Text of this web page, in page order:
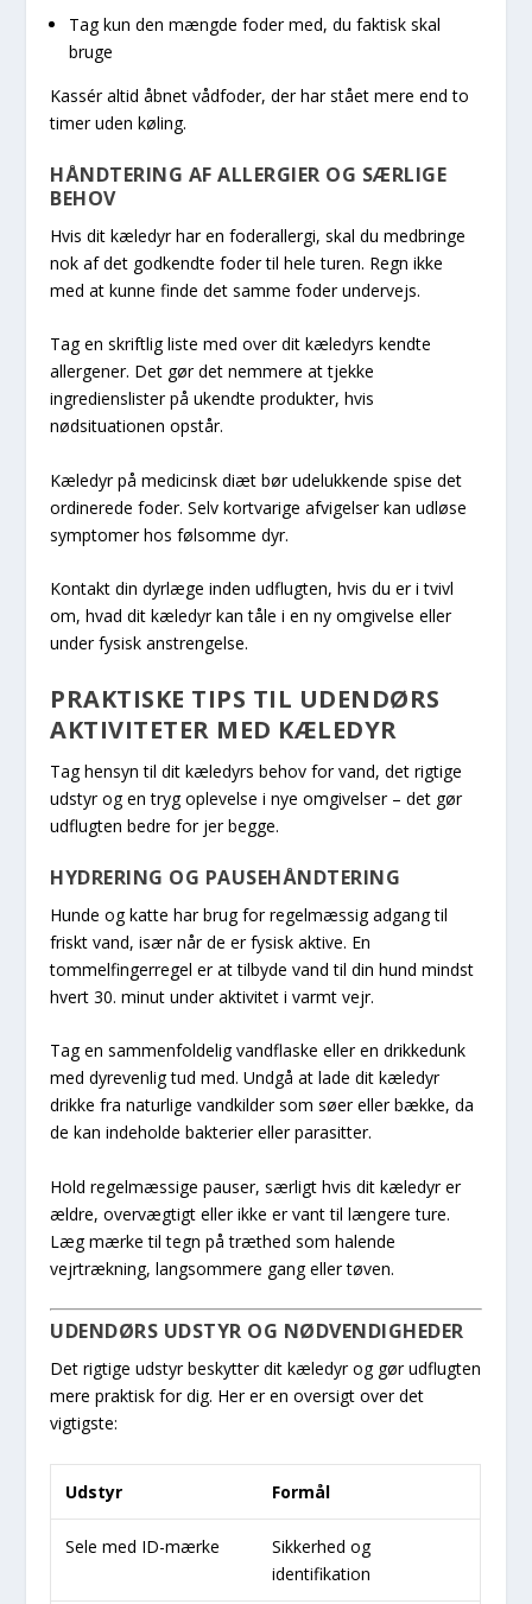
Tag kun den mængde foder med, du faktisk skal
bruge
Kassér altid åbnet vådfoder, der har stået mere end to
timer uden køling.
HÅNDTERING AF ALLERGIER OG SÆRLIGE
BEHOV
Hvis dit kæledyr har en foderallergi, skal du medbringe
nok af det godkendte foder til hele turen. Regn ikke
med at kunne finde det samme foder undervejs.
Tag en skriftlig liste med over dit kæledyrs kendte
allergener. Det gør det nemmere at tjekke
ingredienslister på ukendte produkter, hvis
nødsituationen opstår.
Kæledyr på medicinsk diæt bør udelukkende spise det
ordinerede foder. Selv kortvarige afvigelser kan udløse
symptomer hos følsomme dyr.
Kontakt din dyrlæge inden udflugten, hvis du er i tvivl
om, hvad dit kæledyr kan tåle i en ny omgivelse eller
under fysisk anstrengelse.
PRAKTISKE TIPS TIL UDENDØRS
AKTIVITETER MED KÆLEDYR
Tag hensyn til dit kæledyrs behov for vand, det rigtige
udstyr og en tryg oplevelse i nye omgivelser – det gør
udflugten bedre for jer begge.
HYDRERING OG PAUSEHÅNDTERING
Hunde og katte har brug for regelmæssig adgang til
friskt vand, især når de er fysisk aktive. En
tommelfingerregel er at tilbyde vand til din hund mindst
hvert 30. minut under aktivitet i varmt vejr.
Tag en sammenfoldelig vandflaske eller en drikkedunk
med dyrevenlig tud med. Undgå at lade dit kæledyr
drikke fra naturlige vandkilder som søer eller bække, da
de kan indeholde bakterier eller parasitter.
Hold regelmæssige pauser, særligt hvis dit kæledyr er
ældre, overvægtigt eller ikke er vant til længere ture.
Læg mærke til tegn på træthed som halende
vejrtrækning, langsommere gang eller tøven.
UDENDØRS UDSTYR OG NØDVENDIGHEDER
Det rigtige udstyr beskytter dit kæledyr og gør udflugten
mere praktisk for dig. Her er en oversigt over det
vigtigste:
Udstyr Formål
Sele med ID-mærke
Sikkerhed og
identifikation